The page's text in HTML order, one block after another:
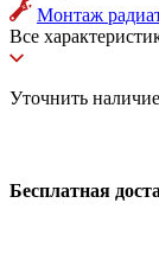
Монтаж
Все
Уточнить
Бесплатная